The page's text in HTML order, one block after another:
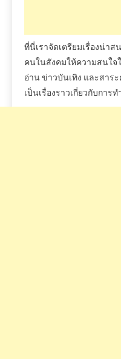
ที่นี่เราจัดเตรียมเรื่องน่า
คนในสังคมให้ความสนใจ
อ่านข่าวบันเทิง และสาร
เป็นเรื่องราวเกี่ยวกับการ